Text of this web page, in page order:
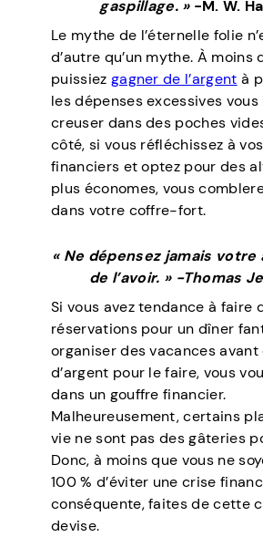
gaspillage. »-M. W.
Le mythe de l’éternelle folie
d’autre qu’un mythe. À moins
puissiez gagner de l’argent à
les dépenses excessives
creuser dans des poches
côté, si vous réfléchissez à
financiers et optez pour des
plus économes, vous
dans votre coffre-fort.
« Ne dépensez jamais
de l’avoir. » -Thomas
Si vous avez tendance à faire
réservations pour un dîner
organiser des vacances avant
d’argent pour le faire, vous
dans un gouffre financier.
Malheureusement, certains
vie ne sont pas des gâteries
Donc, à moins que vous ne
100 % d’éviter une crise
conséquente, faites de cette
devise.